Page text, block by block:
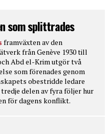
som splittrades
framväxten av den
från Genève 1930 till
Abd el-Krim utgör två
som förenades genom
obestridde ledare
delen av fyra följer hur
för dagens konflikt.